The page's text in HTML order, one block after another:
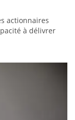
actionnaires
à délivrer